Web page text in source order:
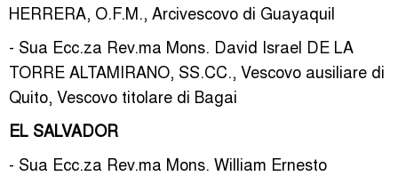
HERRERA, O.F.M., Arcivescovo di Guayaquil
- Sua Ecc.za Rev.ma Mons. David Israel DE LA
TORRE ALTAMIRANO, SS.CC., Vescovo ausiliare di
Quito, Vescovo titolare di Bagai
EL SALVADOR
- Sua Ecc.za Rev.ma Mons. William Ernesto